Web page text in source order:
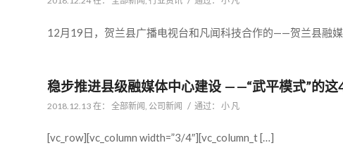
12月19日，贺兰县广播电视台和凡闻科技合作的——贺兰县融
稳步推进县级融媒体中心建设 ——“武平模式”的这
2018.12.13 在： 全部新闻 公司新闻 / 通过： 小 凡
[vc_row][vc_column width=”3/4″][vc_column_t […]